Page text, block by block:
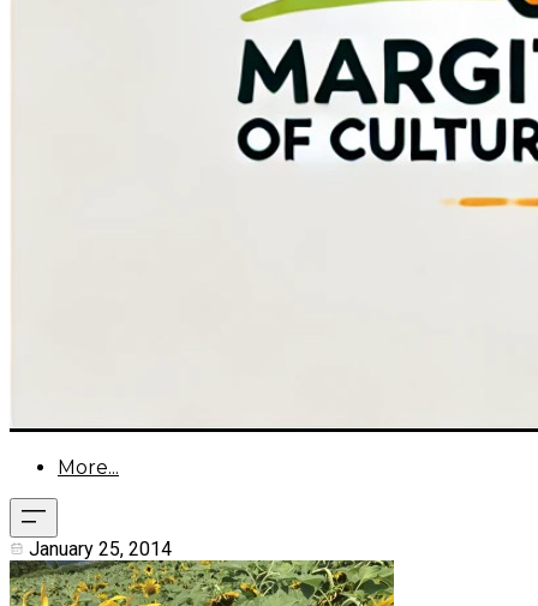
More...
January 25, 2014